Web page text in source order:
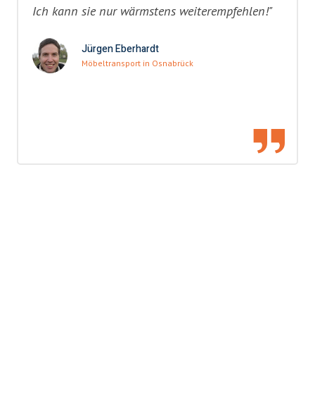
Ich kann sie nur wärmstens weiterempfehlen!"
Jürgen Eberhardt
Möbeltransport in Osnabrück